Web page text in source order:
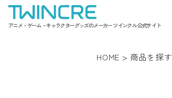
アニメ・ゲーム・キャラクターグッズのメーカー ツインクル 公式サイト
HOME > 商品を探す